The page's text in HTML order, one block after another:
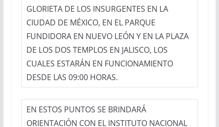
GLORIETA DE LOS INSURGENTES EN LA
CIUDAD DE MÉXICO, EN EL PARQUE
FUNDIDORA EN NUEVO LEÓN Y EN LA PLAZA
DE LOS DOS TEMPLOS EN JALISCO, LOS
CUALES ESTARÁN EN FUNCIONAMIENTO
DESDE LAS 09:00 HORAS.
EN ESTOS PUNTOS SE BRINDARÁ
ORIENTACIÓN CON EL INSTITUTO NACIONAL